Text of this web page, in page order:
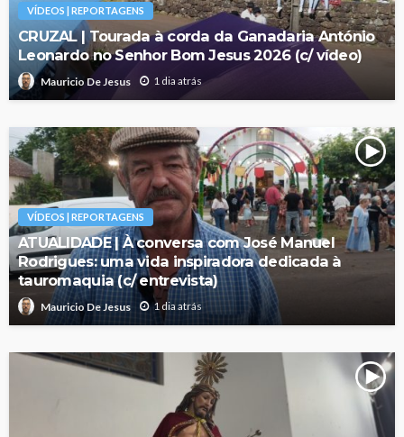
VÍDEOS | REPORTAGENS
CRUZAL | Tourada à corda da Ganadaria António
Leonardo no Senhor Bom Jesus 2026 (c/ vídeo)
Mauricio De Jesus 1 dia atrás
VÍDEOS | REPORTAGENS
ATUALIDADE | À conversa com José Manuel
Rodrigues: uma vida inspiradora dedicada à
tauromaquia (c/ entrevista)
Mauricio De Jesus 1 dia atrás